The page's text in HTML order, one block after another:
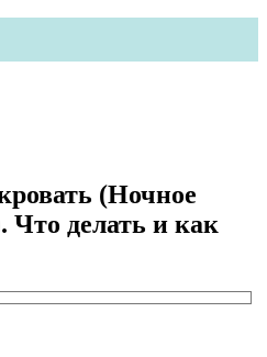
(Hочное
Что делать и как